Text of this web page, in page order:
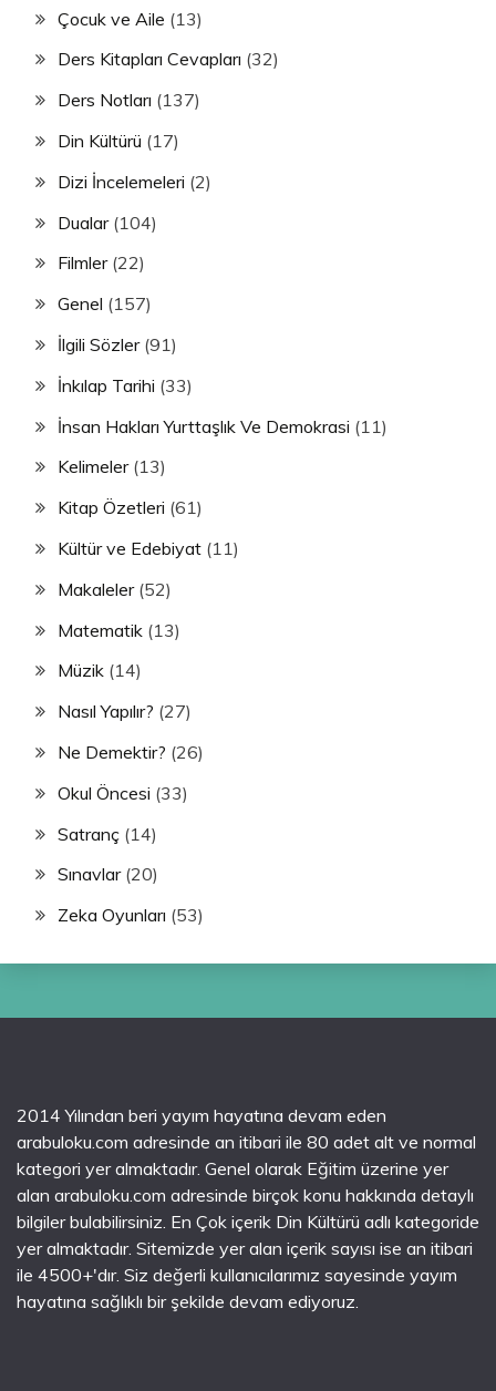
Çocuk ve Aile (13)
Ders Kitapları Cevapları (32)
Ders Notları (137)
Din Kültürü (17)
Dizi İncelemeleri (2)
Dualar(104)
Filmler(22)
Genel (157)
İlgili Sözler(91)
İnkılap Tarihi (33)
İnsan Hakları Yurttaşlık Ve Demokrasi (11)
Kelimeler(13)
Kitap Özetleri (61)
Kültür ve Edebiyat (11)
Makaleler(52)
Matematik (13)
Müzik (14)
Nasıl Yapılır? (27)
Ne Demektir? (26)
Okul Öncesi (33)
Satranç (14)
Sınavlar(20)
Zeka Oyunları (53)
2014 Yılından beri yayım hayatına devam eden
arabuloku.com adresinde an itibari ile 80 adet alt ve normal
kategori yer almaktadır. Genel olarak Eğitim üzerine yer
alan arabuloku.com adresinde birçok konu hakkında detaylı
bilgiler bulabilirsiniz. En Çok içerik Din Kültürü adlı kategoride
yer almaktadır. Sitemizde yer alan içerik sayısı ise an itibari
ile 4500+'dır. Siz değerli kullanıcılarımız sayesinde yayım
hayatına sağlıklı bir şekilde devam ediyoruz.